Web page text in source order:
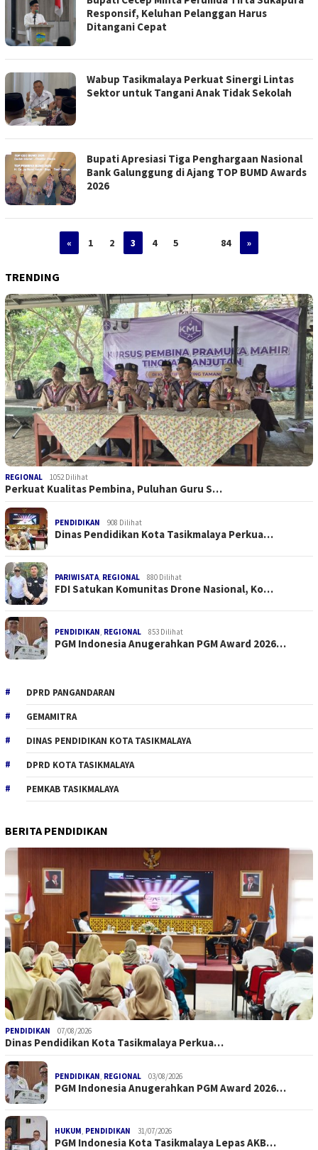
Responsif, Keluhan Pelanggan Harus
Ditangani Cepat
Wabup Tasikmalaya Perkuat Sinergi Lintas
Sektor untuk Tangani Anak Tidak Sekolah
Bupati Apresiasi Tiga Penghargaan Nasional
Bank Galunggung di Ajang TOP BUMD Awards
2026
« 1 2 3 4 5 84 »
TRENDING
REGIONAL 1052 Dilihat
Perkuat Kualitas Pembina, Puluhan Guru S…
PENDIDIKAN 908 Dilihat
Dinas Pendidikan Kota Tasikmalaya Perkua…
PARIWISATA, REGIONAL 880 Dilihat
FDI Satukan Komunitas Drone Nasional, Ko…
PENDIDIKAN, REGIONAL 853 Dilihat
PGM Indonesia Anugerahkan PGM Award 2026…
DPRD PANGANDARAN
GEMAMITRA
DINAS PENDIDIKAN KOTA TASIKMALAYA
DPRD KOTA TASIKMALAYA
PEMKAB TASIKMALAYA
BERITA PENDIDIKAN
PENDIDIKAN 07/08/2026
Dinas Pendidikan Kota Tasikmalaya Perkua…
PENDIDIKAN, REGIONAL 03/08/2026
PGM Indonesia Anugerahkan PGM Award 2026…
HUKUM, PENDIDIKAN 31/07/2026
PGM Indonesia Kota Tasikmalaya Lepas AKB…